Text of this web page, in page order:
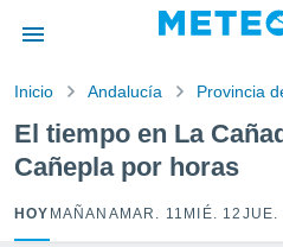
por
para
la
calidad.
a este
Inicio Andalucía Provincia
El tiempo en La
Cañepla por horas
HOY MAÑANA MAR. 11 MIÉ. 12 JUE.